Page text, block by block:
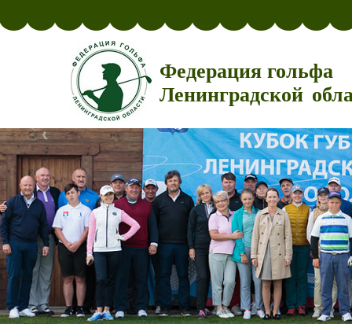
Федерация гольфа
Ленинградской